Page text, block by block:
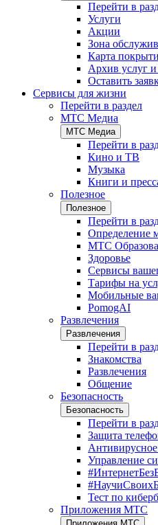
Перейти в
Услуги
Акции
Зона
Карта
Архив услуг
Оставить
Сервисы для жизни
Перейти в раздел
МТС Медиа
МТС Медиа
Перейти в
Кино и ТВ
Музыка
Книги и
Полезное
Полезное
Перейти в
Определение
МТС
Здоровье
Сервисы
Тарифы на
Мобильные
PomogAI
Развлечения
Развлечения
Перейти в
Знакомства
Развлечения
Общение
Безопасность
Безопасность
Перейти в
Защита
Управление
Тест по
Приложения МТС